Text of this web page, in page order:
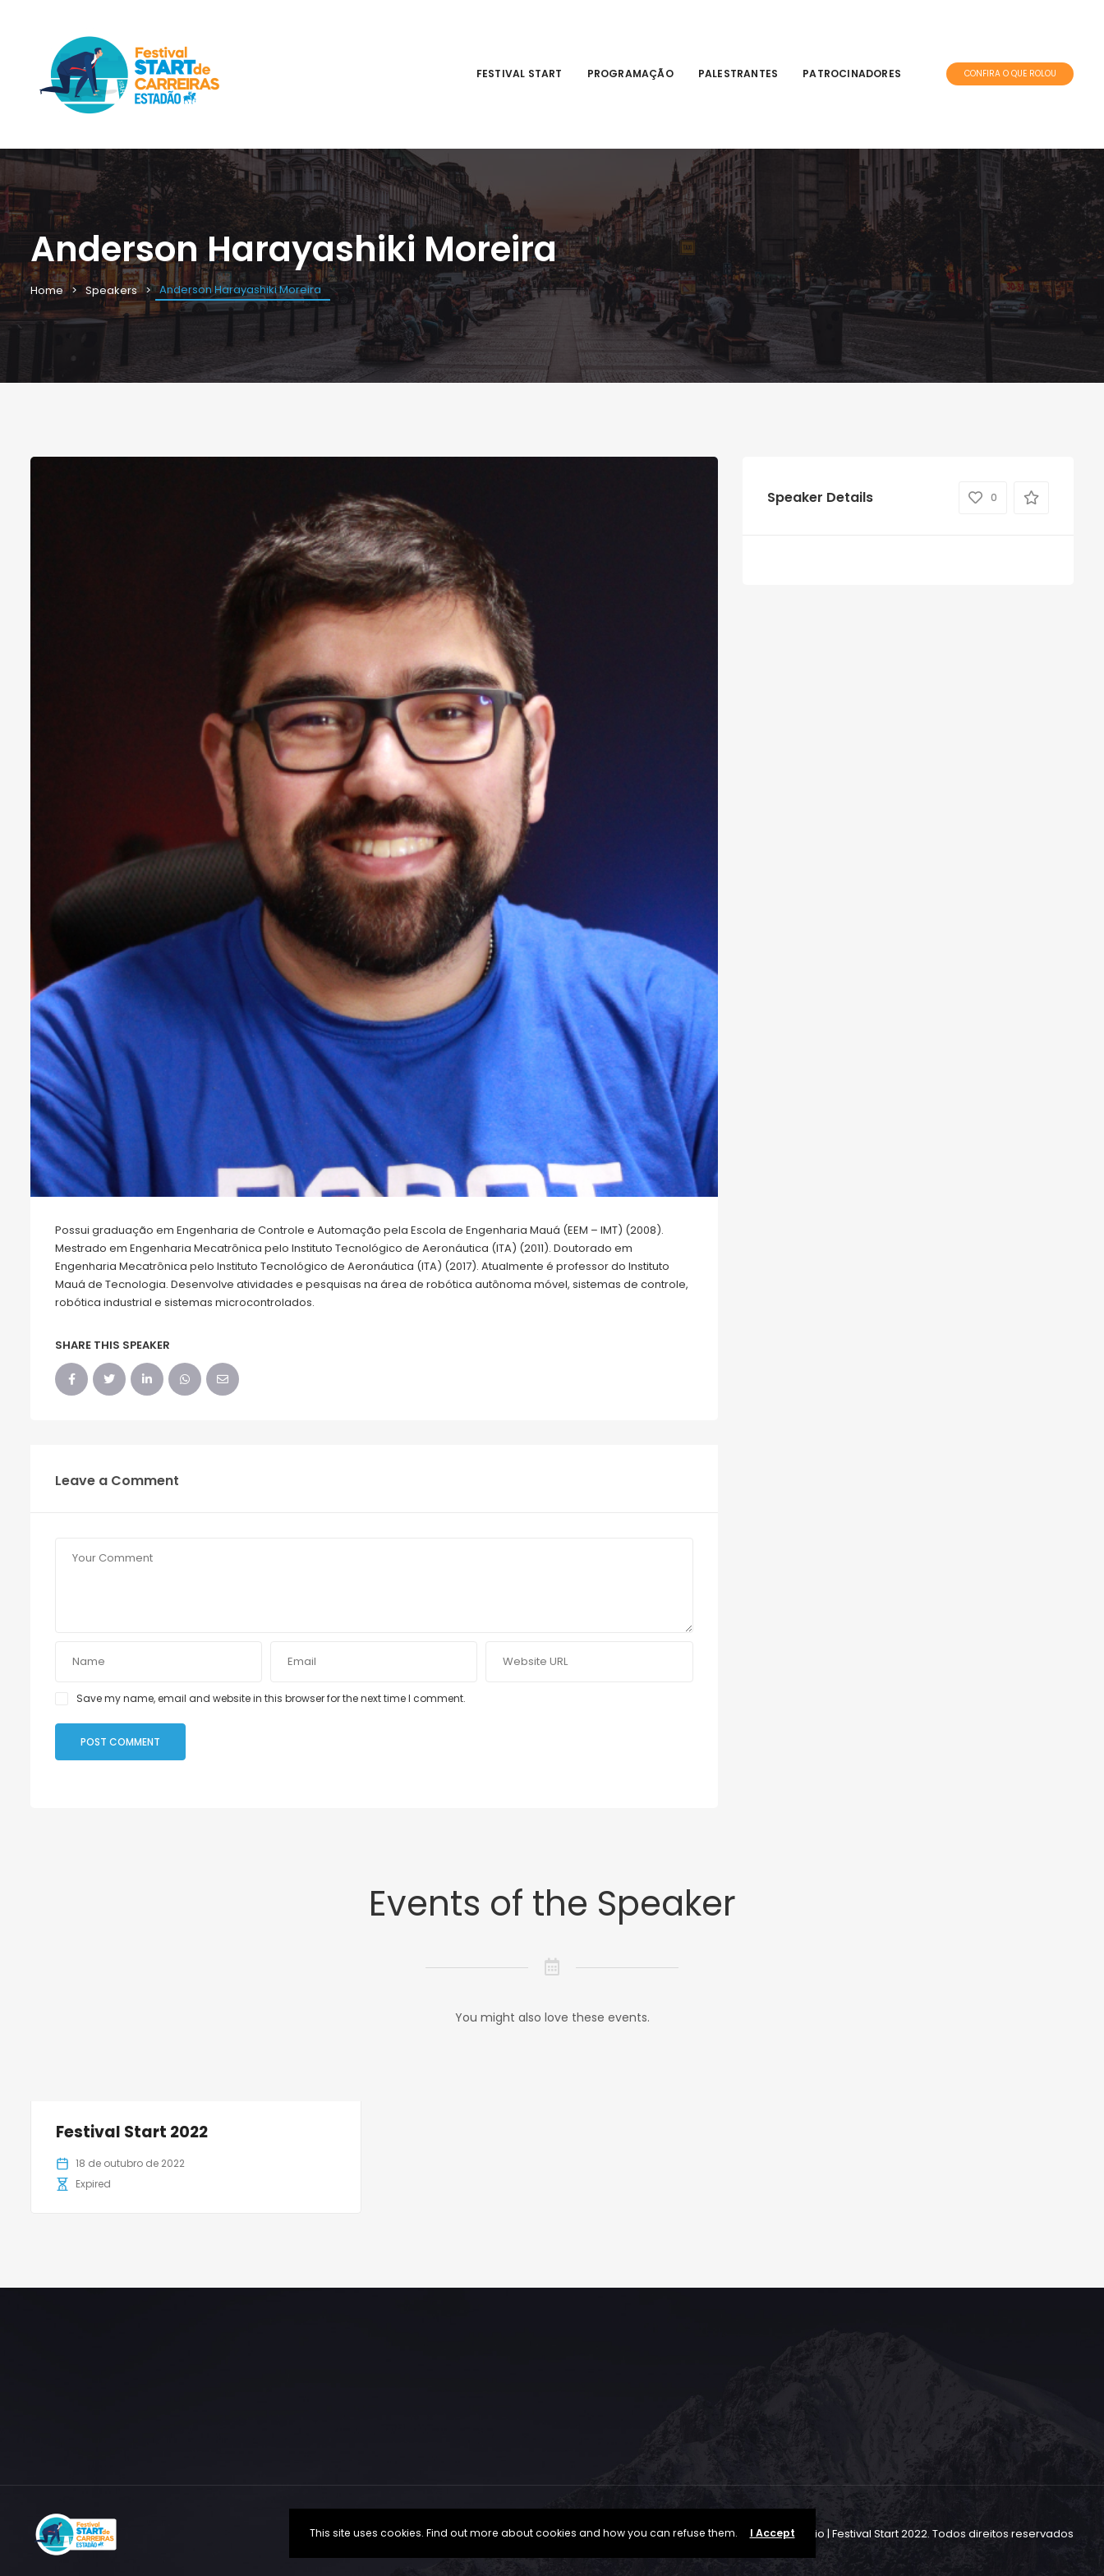
FESTIVAL START PROGRAMAÇÃO PALESTRANTES PATROCINADORES CONFIRA O QUE ROLOU
Anderson Harayashiki Moreira
Home Speakers Anderson Harayashiki Moreira
Possui graduação em Engenharia de Controle e Automação pela Escola de Engenharia Mauá (EEM – IMT) (2008).
Mestrado em Engenharia Mecatrônica pelo Instituto Tecnológico de Aeronáutica (ITA) (2011). Doutorado em
Engenharia Mecatrônica pelo Instituto Tecnológico de Aeronáutica (ITA) (2017). Atualmente é professor do Instituto
Mauá de Tecnologia. Desenvolve atividades e pesquisas na área de robótica autônoma móvel, sistemas de controle,
robótica industrial e sistemas microcontrolados.
SHARE THIS SPEAKER
Leave a Comment
Save my name, email and website in this browser for the next time I comment.
Speaker Details 0
Events of the Speaker
You might also love these events.
Festival Start 2022
18 de outubro de 2022
Expired
Estadão Blue Studio | Festival Start 2022. Todos direitos reservados
This site uses cookies. Find out more about cookies and how you can refuse them. I Accept